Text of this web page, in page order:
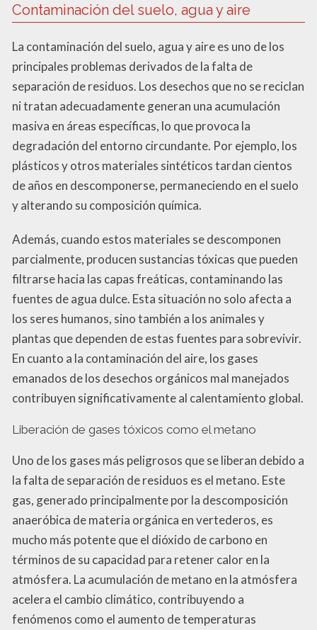
Contaminación del suelo, agua y aire
La contaminación del suelo, agua y aire es uno de los
principales problemas derivados de la falta de
separación de residuos. Los desechos que no se reciclan
ni tratan adecuadamente generan una acumulación
masiva en áreas específicas, lo que provoca la
degradación del entorno circundante. Por ejemplo, los
plásticos y otros materiales sintéticos tardan cientos
de años en descomponerse, permaneciendo en el suelo
y alterando su composición química.
Además, cuando estos materiales se descomponen
parcialmente, producen sustancias tóxicas que pueden
filtrarse hacia las capas freáticas, contaminando las
fuentes de agua dulce. Esta situación no solo afecta a
los seres humanos, sino también a los animales y
plantas que dependen de estas fuentes para sobrevivir.
En cuanto a la contaminación del aire, los gases
emanados de los desechos orgánicos mal manejados
contribuyen significativamente al calentamiento global.
Liberación de gases tóxicos como el metano
Uno de los gases más peligrosos que se liberan debido a
la falta de separación de residuos es el metano. Este
gas, generado principalmente por la descomposición
anaeróbica de materia orgánica en vertederos, es
mucho más potente que el dióxido de carbono en
términos de su capacidad para retener calor en la
atmósfera. La acumulación de metano en la atmósfera
acelera el cambio climático, contribuyendo a
fenómenos como el aumento de temperaturas